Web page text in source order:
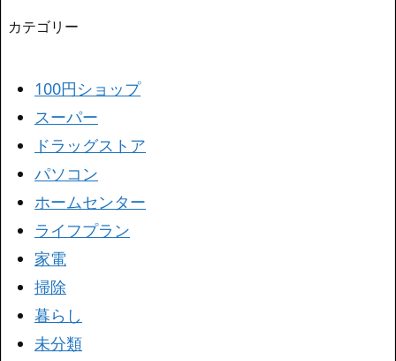
カテゴリー
100円ショップ
スーパー
ドラッグストア
パソコン
ホームセンター
ライフプラン
家電
掃除
暮らし
未分類